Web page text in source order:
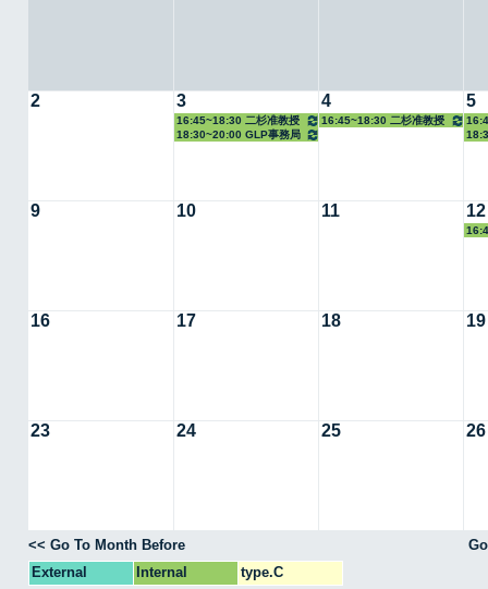
2 3
16:45~18:30 二杉准教授
18:30~20:00 GLP事務局
4
16:45~18:30 二杉准教授
5
9 10 11 12
16 17 18 19
23 24 25 26
<< Go To Month Before
External
Internal type.C